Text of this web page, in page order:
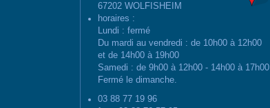
67202 WOLFISHEIM
horaires :
Lundi : fermé
Du mardi au vendredi : de 10h00 à 12h00
et de 14h00 à 19h00
Samedi : de 9h00 à 12h00 - 14h00 à 17h00
Fermé le dimanche.
03 88 77 19 96